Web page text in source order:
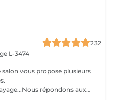
232
L-3474
salon vous propose plusieurs
répondons aux